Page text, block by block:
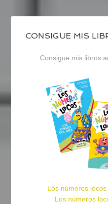
CONSIGUE MIS
Consigue mis libros
Los números
Los números